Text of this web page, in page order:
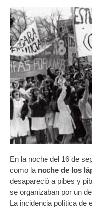
En la noche del 16 de
como la noche de los
desapareció a pibes y
se organizaban por un
La incidencia política de